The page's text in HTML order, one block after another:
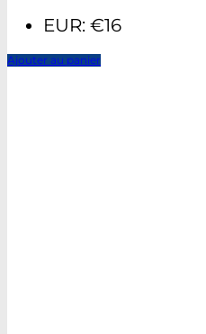
EUR: €16
Ajouter au panier